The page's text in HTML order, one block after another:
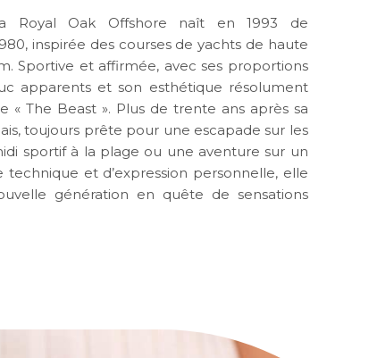
Royal Oak Offshore naît en 1993 de
inspirée des courses de yachts de haute
Sportive et affirmée, avec ses proportions
apparents et son esthétique résolument
« The Beast ». Plus de trente ans après sa
toujours prête pour une escapade sur les
sportif à la plage ou une aventure sur un
technique et d’expression personnelle, elle
génération en quête de sensations